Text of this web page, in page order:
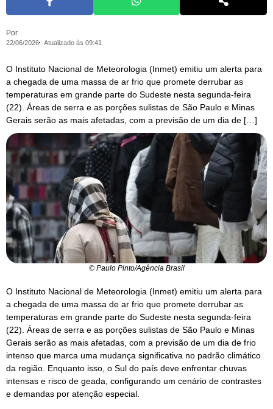
Por
22/06/2026 Atualizado às 09:41
O Instituto Nacional de Meteorologia (Inmet) emitiu um alerta para
a chegada de uma massa de ar frio que promete derrubar as
temperaturas em grande parte do Sudeste nesta segunda-feira
(22). Áreas de serra e as porções sulistas de São Paulo e Minas
Gerais serão as mais afetadas, com a previsão de um dia de […]
© Paulo Pinto/Agência Brasil
O Instituto Nacional de Meteorologia (Inmet) emitiu um alerta para
a chegada de uma massa de ar frio que promete derrubar as
temperaturas em grande parte do Sudeste nesta segunda-feira
(22). Áreas de serra e as porções sulistas de São Paulo e Minas
Gerais serão as mais afetadas, com a previsão de um dia de frio
intenso que marca uma mudança significativa no padrão climático
da região. Enquanto isso, o Sul do país deve enfrentar chuvas
intensas e risco de geada, configurando um cenário de contrastes
e demandas por atenção especial.